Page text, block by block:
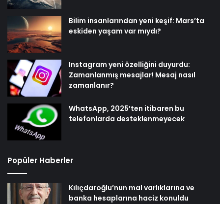
Bilim insanlarından yeni keşif: Mars’ta
eskiden yaşam var mıydı?
Instagram yeni özelliğini duyurdu:
Zamanlanmış mesajlar! Mesaj nasıl
zamanlanır?
WhatsApp, 2025’ten itibaren bu
telefonlarda desteklenmeyecek
Popüler Haberler
Kılıçdaroğlu’nun mal varlıklarına ve
banka hesaplarına haciz konuldu